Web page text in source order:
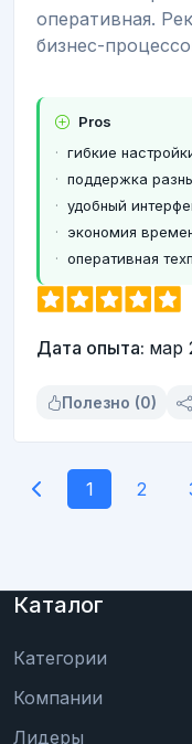
оперативная.
бизнес-
Pros
гибкие
поддержка
удобный
экономия
оперативная
Дата опыта: мар
Полезно (0)
1 2
Каталог
Категории
Компании
Лидеры